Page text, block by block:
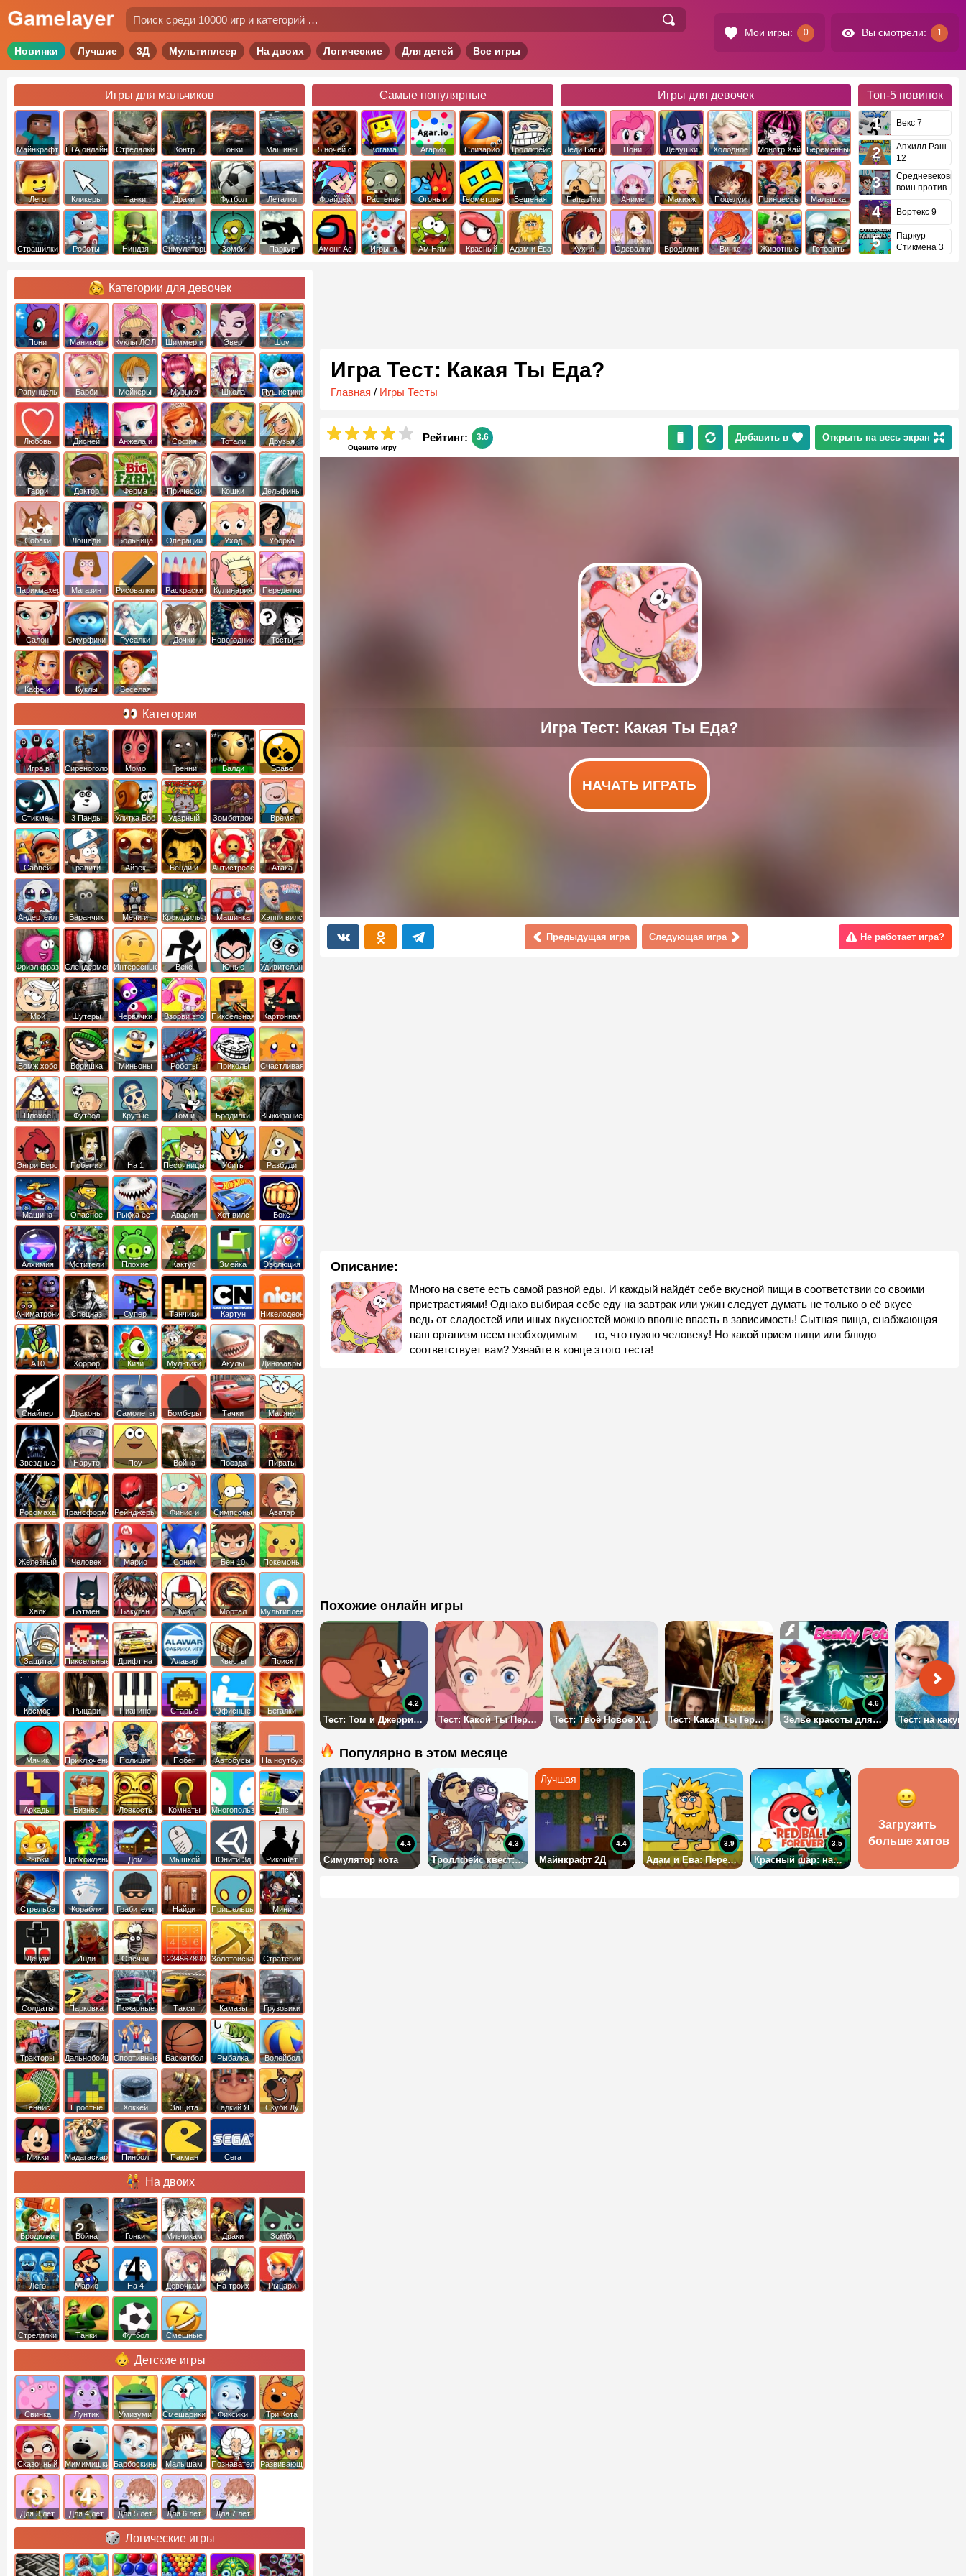
Мои игры: 0 Вы смотрели: 1
Новинки Лучшие 3Д Мультиплеер На двоих Логические Для детей Все игры
Игры для мальчиков
Майнкрафт ГТА онлайн Стрелялки
Контр
Страйк
Гонки Машины
Лего Кликеры Танки Драки Футбол Леталки
Страшилки Роботы Ниндзя Симуляторы Зомби Паркур
Самые популярные
5 ночей с
фредди
Когама Агарио Слизарио
Троллфейс
квест
Фрайдей
Найт
Фанкин
Растения
против
Зомби
Огонь и
Вода
Геометрия
Даш
Бешеная
бабка
сбежала из
психушки
Амонг Ас Игры Io Ам Ням
Красный
Адам и Ева
Игры для девочек
Леди Баг и
Супер Кот
Пони
Дружба это
Девушки
Эквестрии
Холодное
Сердце
Монстр Хай Беременные
Папа Луи Аниме Макияж Поцелуи
Принцессы
Диснея
Малышка
Хейзел
Кухня
Одевалки Бродилки Винкс Животные
Готовить
Топ-5 новинок
Векс 7
Апхилл Раш
12
Средневековый
воин против
Вортекс 9
Паркур
Стикмена 3
Игра Тест: Какая Ты Еда?
Главная / Игры Тесты
Оцените игру
Рейтинг: 3.6 Добавить в Открыть на весь экран
НАЧАТЬ ИГРАТЬ
Предыдущая игра Следующая игра Не работает игра?
Описание:
Много на свете есть самой разной еды. И каждый найдёт себе вкусной пищи в соответствии со своими
пристрастиями! Однако выбирая себе еду на завтрак или ужин следует думать не только о её вкусе —
ведь от сладостей или иных вкусностей можно вполне впасть в зависимость! Сытная пища, снабжающая
наш организм всем необходимым — то, что нужно человеку! Но какой прием пищи или блюдо
соответствует вам? Узнайте в конце этого теста!
Похожие онлайн игры
Тест: Том и Джерри: Истина или ложь
4.2
Тест: Какой Ты Персонаж Мультфильма? Тест: Твоё Новое Хобби? Тест: Какая Ты Героиня Осеннего Фильма? Зелье красоты для злой колдуньи
4.6
Популярно в этом месяце
Симулятор кота
4.4
Троллфейс квест: битва мемов
4.3
Майнкрафт 2Д
4.4
Адам и Ева: Переправа
3.9
Красный шар: навсегда 2
3.5
Загрузить
больше хитов
Категории для девочек
Пони
креатор
Маникюр Куклы ЛОЛ
Шиммер и
Шайн
Эвер
Афтер Хай
Шоу
дельфинов
Рапунцель Барби Мейкеры Музыка Школа Пушистики
Любовь Дисней
Анжела и
том
София
Прекрасная
Тотали
Спайс
Друзья
ангелов
Гарри
Поттер
Доктор
Плюшева
Ферма Прически Кошки Дельфины
Собаки Лошади Больница Операции Уход Уборка
Парикмахер Магазин Рисовалки Раскраски Кулинария Переделки
Салон Смурфики Русалки Дочки Новогодние Тесты
Кафе и
Куклы
Веселая
Категории
Игра в
Кальмара
Сиреноголовый Момо Гренни Балди
Браво
Старс
Стикмен 3 Панды Улитка Боб
Ударный
отряд котят
Зомботрон
Время
Приключений
Сабвей
Серф
Гравити
Фолз
Айзек
Бенди и
Чернильная
машина
Антистресс
Атака
Титанов
Андертейл
Баранчик
Шон
Мечи и
Сандали
Крокодильчик
Свомпи
Машинка
Вилли
Хэппи вилс
Фризл фраз Слендермен Интересные Векс
Юные
титаны
вперед
Удивительный
мир
Гамбола
Мой
шумный
дом
Шутеры Червячки Взорви это
Пиксельная
война
Картонная
башка
Бомж хобо
Воришка
боб
Миньоны
Роботы
динозавры
Приколы
Счастливая
обезьянка
Плохое
мороженое
Футбол
головами
Крутые
Том и
джерри
Бродилки
Приключения
Выживание
Энгри Берс
Побег из
тюрьмы
На 1 Песочницы
Убить
короля
Разбуди
коробку
Машина
ест
машину
Опасное
оружие
Рыбка ест
рыбку
Аварии
машин
Хот вилс Бокс
Алхимия Мстители
Плохие
свинки
Кактус
маккой
Змейка Эволюция
Аниматроники Спецназ
Супер
бойцы
Танчики
Картун
нетворк
Никелодеон
А10 Хоррор Кизи Мультики Акулы Динозавры
Снайпер Драконы Самолеты Бомберы Тачки Масяня
Звездные
войны
Наруто Поу Война Поезда
Пираты
Карибского
Моря
Росомаха ТрансформерыРейнджеры
Самураи
Финис и
Ферб
Симпсоны
Аватар
легенда об
Аанге
Железный
человек
Человек
Паук
Марио Соник Бен 10 Покемоны
Халк Бэтмен Бакуган
Кик
Бутовский
Мортал
комбат
Мультиплеер
Защита
королевства
Пиксельные
Дрифт на
машинах
Алавар Квесты
Поиск
предметов
Космос Рыцари Пианино Старые Офисные Бегалки
Мячик Приключения Полиция Побег Автобусы На ноутбук
Аркады
Бизнес
симуляторы
Ловкость Комнаты Многопользовательские
Дпс
Рыбки Прохождение Дом Мышкой Юнити 3д Рикошет
Cтрельба
из лука
Корабли Грабители
Найди
выход
Пришельцы Мини
Денди Инди
Овечки
идут домой
1234567890 ЗолотоискательСтратегии
Солдаты
Парковка
машин
Пожарные
машины
Такси Камазы Грузовики
Тракторы ДальнобойщикиСпортивные Баскетбол Рыбалка Волейбол
Теннис Простые Хоккей
Защита
башни
Гадкий Я Скуби Ду
Микки
Мадагаскар Пинбол Пакман Сега
На двоих
Бродилки Война Гонки Мльчикам Драки Зомби
Лего Марио На 4 Девочкам На троих Рыцари
Стрелялки Танки Футбол Смешные
Детские игры
Свинка
Пеппа
Лунтик Умизуми Смешарики Фиксики Три Кота
Сказочный
патруль
Мимимишки Барбоскины Малышам ПознавательныеРазвивающие
Для 3 лет Для 4 лет Для 5 лет Для 6 лет Для 7 лет
Логические игры